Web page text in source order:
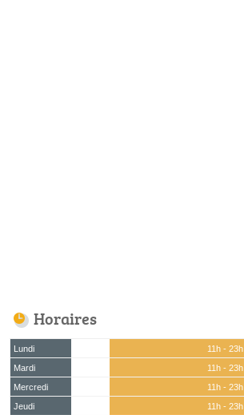
Horaires
Lundi
11h - 23h
Mardi
11h - 23h
Mercredi
11h - 23h
Jeudi
11h - 23h